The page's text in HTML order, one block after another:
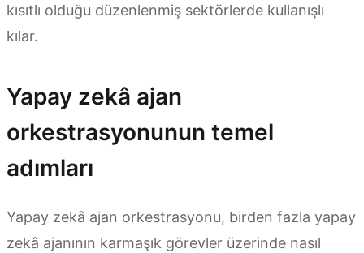
kısıtlı olduğu düzenlenmiş sektörlerde kullanışlı
kılar.
Yapay zekâ ajan
orkestrasyonunun temel
adımları
Yapay zekâ ajan orkestrasyonu, birden fazla yapay
zekâ ajanının karmaşık görevler üzerinde nasıl